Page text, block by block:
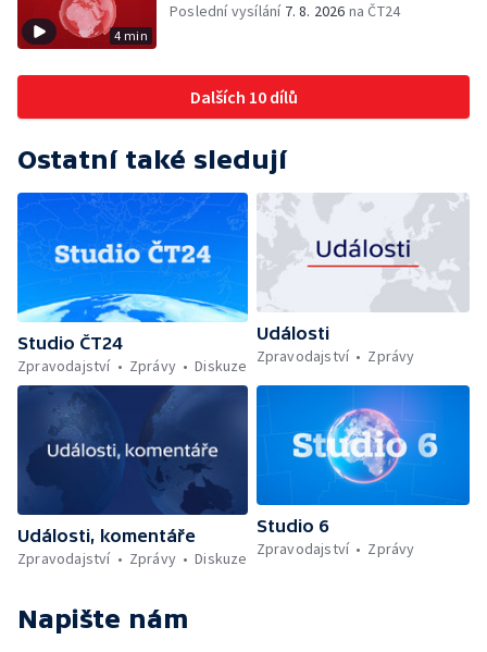
4 min
Poslední vysílání 7. 8. 2026 na ČT24
Dalších 10 dílů
Ostatní také sledují
Studio ČT24
Zpravodajství
Zprávy Diskuze
Události
Zpravodajství
Zprávy
Události, komentáře
Zpravodajství
Zprávy Diskuze
Studio 6
Zpravodajství
Zprávy
Napište nám